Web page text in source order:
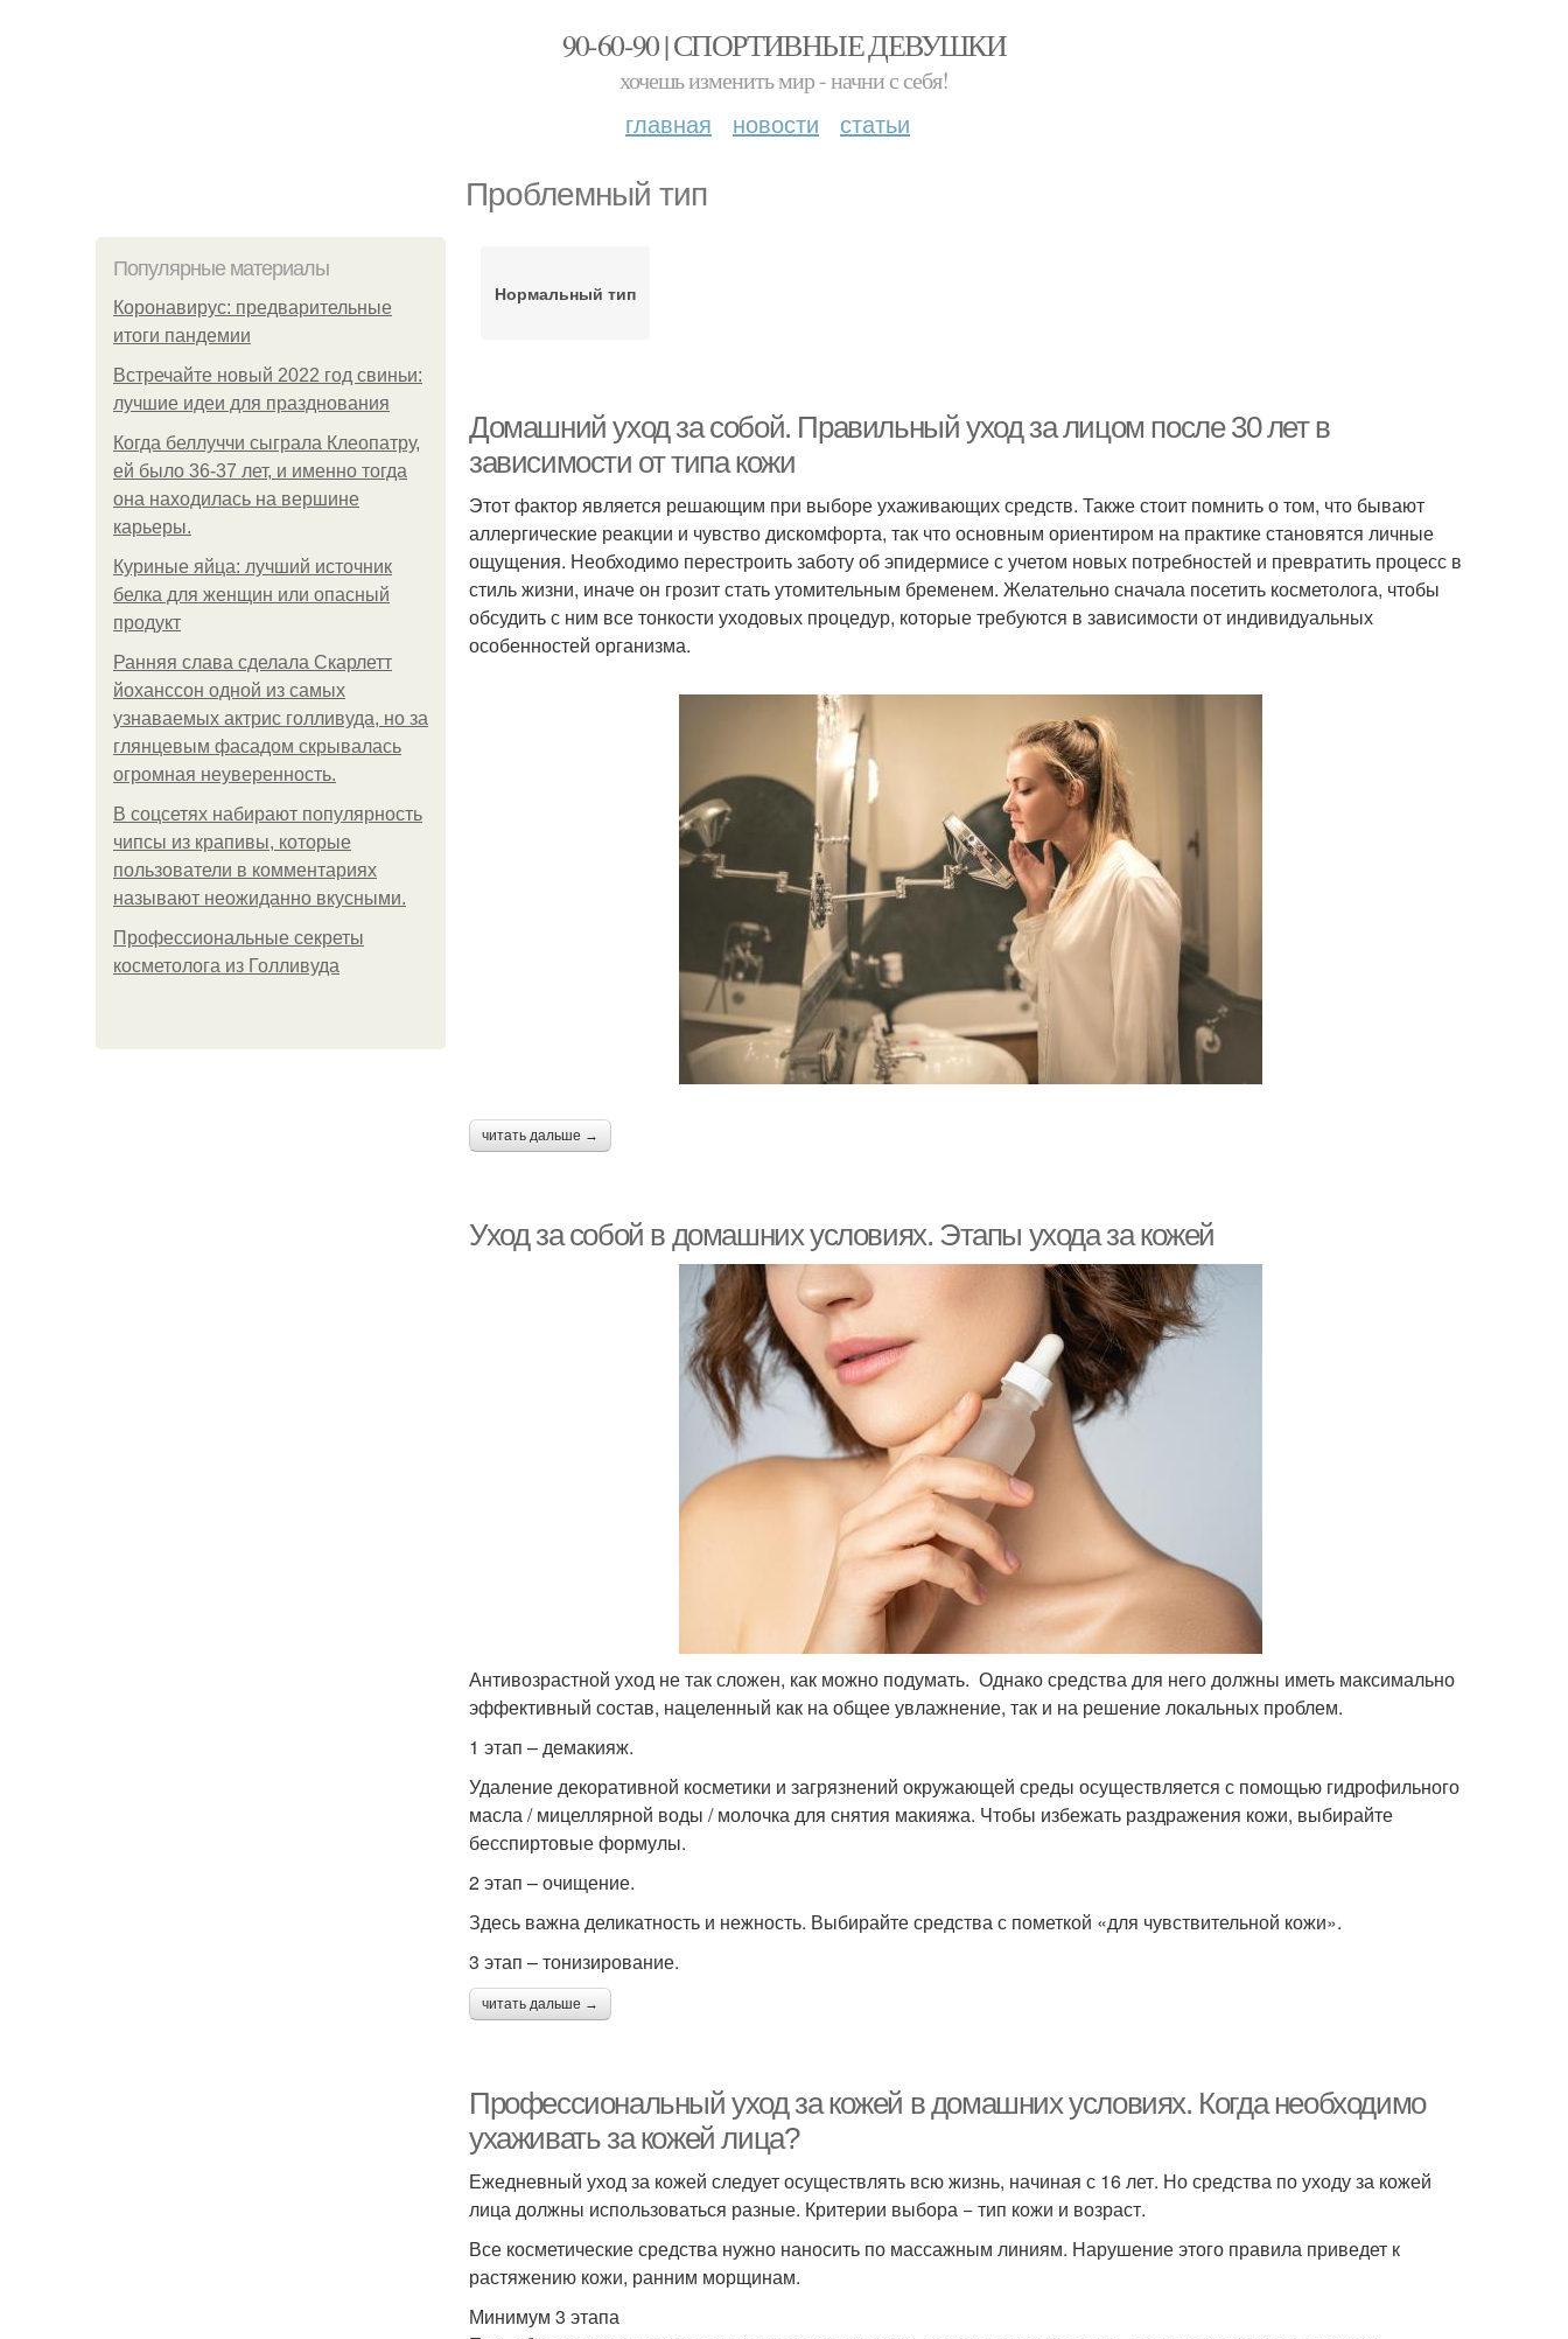
90-60-90 | СПОРТИВНЫЕ ДЕВУШКИ
хочешь изменить мир - начни с себя!
главная новости статьи
Проблемный тип
Популярные материалы
Коронавирус: предварительные
итоги пандемии
Встречайте новый 2022 год свиньи:
лучшие идеи для празднования
Когда беллуччи сыграла Клеопатру,
ей было 36-37 лет, и именно тогда
она находилась на вершине
карьеры.
Куриные яйца: лучший источник
белка для женщин или опасный
продукт
Ранняя слава сделала Скарлетт
йоханссон одной из самых
узнаваемых актрис голливуда, но за
глянцевым фасадом скрывалась
огромная неуверенность.
В соцсетях набирают популярность
чипсы из крапивы, которые
пользователи в комментариях
называют неожиданно вкусными.
Профессиональные секреты
косметолога из Голливуда
Нормальный тип
Домашний уход за собой. Правильный уход за лицом после 30 лет в
зависимости от типа кожи
Этот фактор является решающим при выборе ухаживающих средств. Также стоит помнить о том, что бывают
аллергические реакции и чувство дискомфорта, так что основным ориентиром на практике становятся личные
ощущения. Необходимо перестроить заботу об эпидермисе с учетом новых потребностей и превратить процесс в
стиль жизни, иначе он грозит стать утомительным бременем. Желательно сначала посетить косметолога, чтобы
обсудить с ним все тонкости уходовых процедур, которые требуются в зависимости от индивидуальных
особенностей организма.
читать дальше →
Уход за собой в домашних условиях. Этапы ухода за кожей
Антивозрастной уход не так сложен, как можно подумать. Однако средства для него должны иметь максимально
эффективный состав, нацеленный как на общее увлажнение, так и на решение локальных проблем.
1 этап – демакияж.
Удаление декоративной косметики и загрязнений окружающей среды осуществляется с помощью гидрофильного
масла / мицеллярной воды / молочка для снятия макияжа. Чтобы избежать раздражения кожи, выбирайте
бесспиртовые формулы.
2 этап – очищение.
Здесь важна деликатность и нежность. Выбирайте средства с пометкой «для чувствительной кожи».
3 этап – тонизирование.
читать дальше →
Профессиональный уход за кожей в домашних условиях. Когда необходимо
ухаживать за кожей лица?
Ежедневный уход за кожей следует осуществлять всю жизнь, начиная с 16 лет. Но средства по уходу за кожей
лица должны использоваться разные. Критерии выбора − тип кожи и возраст.
Все косметические средства нужно наносить по массажным линиям. Нарушение этого правила приведет к
растяжению кожи, ранним морщинам.
Минимум 3 этапа